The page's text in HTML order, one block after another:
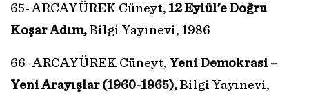
65- ARCAYÜREK Cüneyt, 12 Eylül’e Doğru
Koşar Adım, Bilgi Yayınevi, 1986
66- ARCAYÜREK Cüneyt, Yeni Demokrasi –
Yeni Arayışlar (1960-1965), Bilgi Yayınevi,